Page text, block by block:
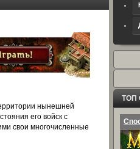
нынешней
его войск с
свои многочисленные
ТОП